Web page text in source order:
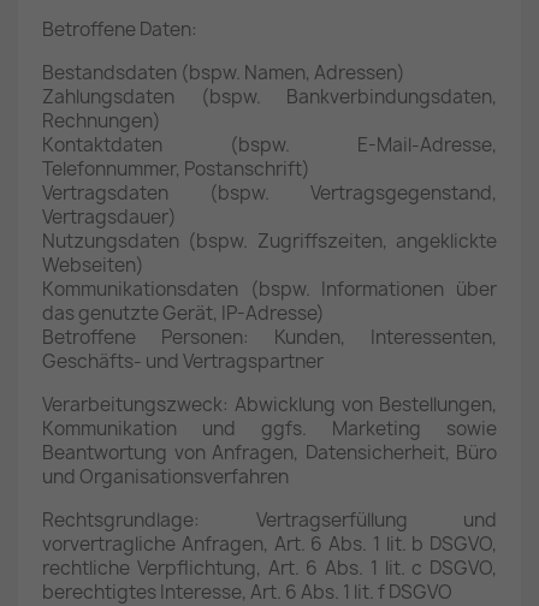
Betroffene Daten:
Bestandsdaten (bspw. Namen, Adressen)
Zahlungsdaten (bspw. Bankverbindungsdaten,
Rechnungen)
Kontaktdaten (bspw. E-Mail-Adresse,
Telefonnummer, Postanschrift)
Vertragsdaten (bspw. Vertragsgegenstand,
Vertragsdauer)
Nutzungsdaten (bspw. Zugriffszeiten, angeklickte
Webseiten)
Kommunikationsdaten (bspw. Informationen über
das genutzte Gerät, IP-Adresse)
Betroffene Personen: Kunden, Interessenten,
Geschäfts- und Vertragspartner
Verarbeitungszweck: Abwicklung von Bestellungen,
Kommunikation und ggfs. Marketing sowie
Beantwortung von Anfragen, Datensicherheit, Büro
und Organisationsverfahren
Rechtsgrundlage: Vertragserfüllung und
vorvertragliche Anfragen, Art. 6 Abs. 1 lit. b DSGVO,
rechtliche Verpflichtung, Art. 6 Abs. 1 lit. c DSGVO,
berechtigtes Interesse, Art. 6 Abs. 1 lit. f DSGVO